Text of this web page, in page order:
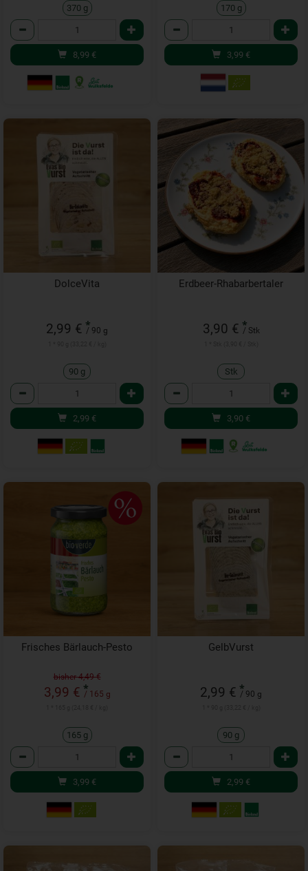
370 g
Anzahl
8,99 €
170 g
Anzahl
3,99 €
DolceVita
2,99 € *
/ 90 g
90 g
Anzahl
2,99 €
Erdbeer-Rhabarbertaler
3,90 € *
/ Stk
Stk
Anzahl
3,90 €
Frisches Bärlauch-Pesto
bisher 4,49 €
3,99 € *
/ 165 g
165 g
Anzahl
3,99 €
GelbVurst
2,99 € *
/ 90 g
90 g
Anzahl
2,99 €